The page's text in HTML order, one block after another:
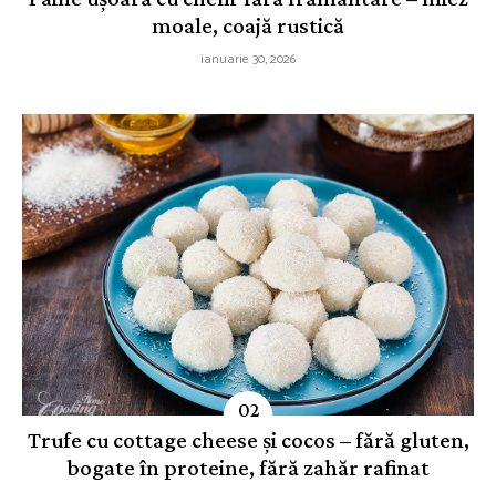
moale, coajă rustică
ianuarie 30, 2026
Trufe cu cottage cheese și cocos – fără gluten,
bogate în proteine, fără zahăr rafinat